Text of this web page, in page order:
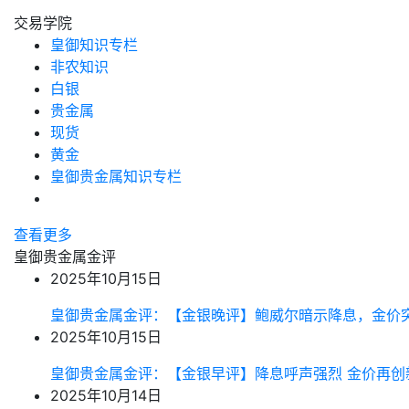
交易学院
皇御知识专栏
非农知识
白银
贵金属
现货
黄金
皇御贵金属知识专栏
查看更多
皇御贵金属金评
2025年10月15日
皇御贵金属金评：【金银晚评】鲍威尔暗示降息，金价
2025年10月15日
皇御贵金属金评：【金银早评】降息呼声强烈 金价再创
2025年10月14日